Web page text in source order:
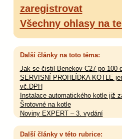
zaregistrovat
Všechny ohlasy na
Další články na toto téma:
Jak se čistil Benekov C27 po 100
SERVISNÍ PROHLÍDKA KOTLE
vč.DPH
Instalace automatického kotle již
Šrotovné na kotle
Noviny EXPERT – 3. vydání
Další články v této rubrice: